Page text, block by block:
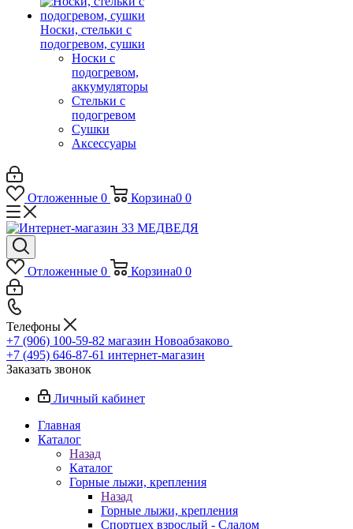
Носки, стельки с
подогревом, сушки
Носки с
подогревом,
аккумуляторы
Стельки с
подогревом
Сушки
Аксессуары
Отложенные 0 Корзина0 0
Отложенные 0 Корзина0 0
Телефоны
+7 (906) 100-59-82 магазин Новоабзаково
+7 (495) 646-87-61 интернет-магазин
Заказать звонок
Личный кабинет
Главная
Каталог
Назад
Каталог
Горные лыжи, крепления
Назад
Горные лыжи, крепления
Спортцех взрослый - Слалом